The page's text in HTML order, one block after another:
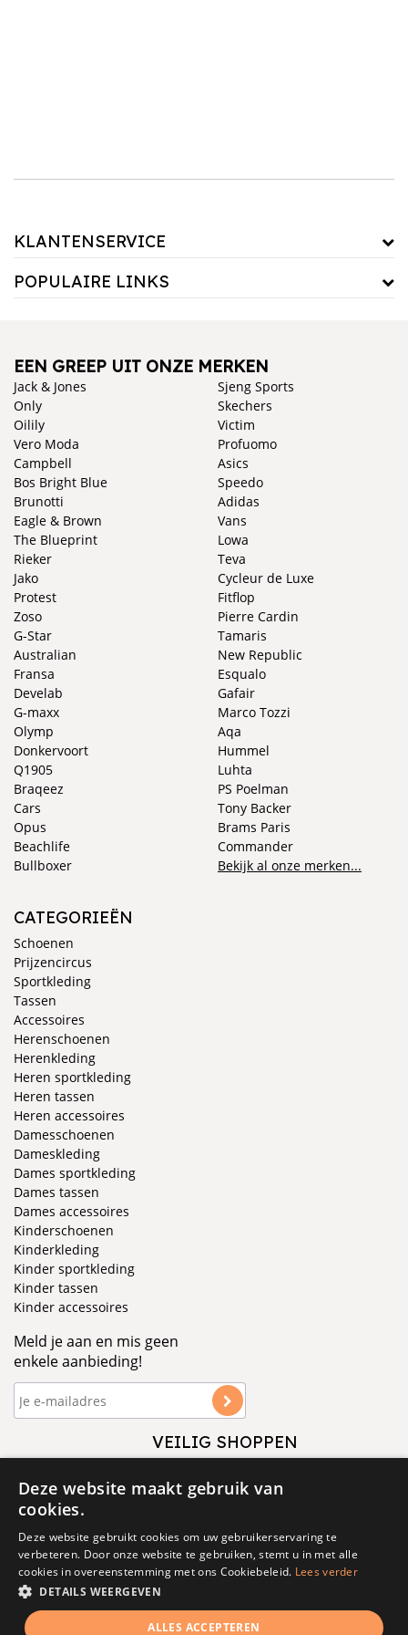
KLANTENSERVICE
POPULAIRE LINKS
EEN GREEP UIT ONZE MERKEN
Jack & Jones
Only
Oilily
Vero Moda
Campbell
Bos Bright Blue
Brunotti
Eagle & Brown
The Blueprint
Rieker
Jako
Protest
Zoso
Sjeng Sports
Skechers
Victim
Profuomo
Asics
Speedo
Adidas
Vans
Lowa
Teva
Cycleur de Luxe
Fitflop
Pierre Cardin
G-Star
Australian
Fransa
Develab
G-maxx
Olymp
Donkervoort
Q1905
Braqeez
Cars
Opus
Beachlife
Bullboxer
Tamaris
New Republic
Esqualo
Gafair
Marco Tozzi
Aqa
Hummel
Luhta
PS Poelman
Tony Backer
Brams Paris
Commander
Bekijk al onze merken...
CATEGORIEËN
Schoenen
Prijzencircus
Sportkleding
Tassen
Accessoires
Herenschoenen
Herenkleding
Heren sportkleding
Heren tassen
Heren accessoires
Damesschoenen
Dameskleding
Dames sportkleding
Dames tassen
Dames accessoires
Kinderschoenen
Kinderkleding
Kinder sportkleding
Kinder tassen
Kinder accessoires
Meld je aan en mis geen
enkele aanbieding!
VEILIG SHOPPEN
Deze website maakt gebruik van
cookies.
Deze website gebruikt cookies om uw gebruikerservaring te
verbeteren. Door onze website te gebruiken, stemt u in met alle
cookies in overeenstemming met ons Cookiebeleid. Lees verder
DETAILS WEERGEVEN
ALLES ACCEPTEREN